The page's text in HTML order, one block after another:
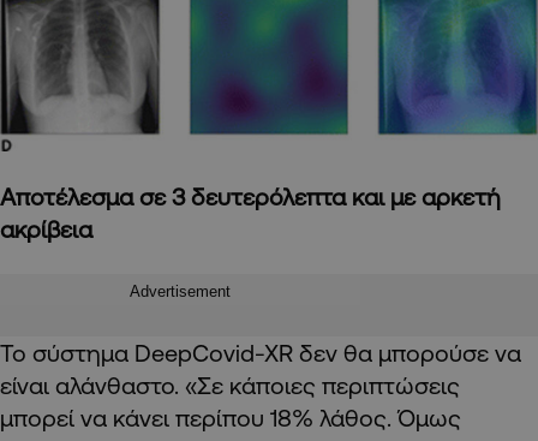
Αποτέλεσμα σε 3 δευτερόλεπτα και με αρκετή
ακρίβεια
Advertisement
Το σύστημα DeepCovid-XR δεν θα μπορούσε να
είναι αλάνθαστο. «Σε κάποιες περιπτώσεις
μπορεί να κάνει περίπου 18% λάθος. Όμως